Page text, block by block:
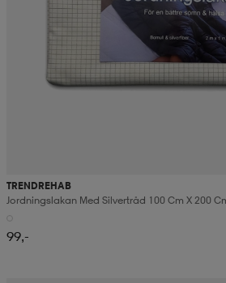
TRENDREHAB
Jordningslakan Med Silvertråd 100 Cm X 200
99,-